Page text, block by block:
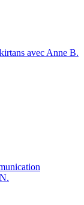
avec Anne B.